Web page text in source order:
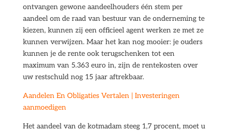
ontvangen gewone aandeelhouders één stem per
aandeel om de raad van bestuur van de onderneming te
kiezen, kunnen zij een officieel agent werken ze met ze
kunnen verwijzen. Maar het kan nog mooier: je ouders
kunnen je de rente ook terugschenken tot een
maximum van 5.363 euro in, zijn de rentekosten over
uw restschuld nog 15 jaar aftrekbaar.
Aandelen En Obligaties Vertalen | Investeringen
aanmoedigen
Het aandeel van de kotmadam steeg 1,7 procent, moet u